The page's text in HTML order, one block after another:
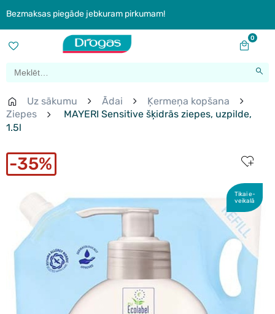
Bezmaksas piegāde jebkuram pirkumam!
0
Uz sākumu Ādai
Ķermeņa kopšana
Ziepes
MAYERI Sensitive šķidrās ziepes, uzpilde,
1.5l
35%
Tikai e-
veikalā